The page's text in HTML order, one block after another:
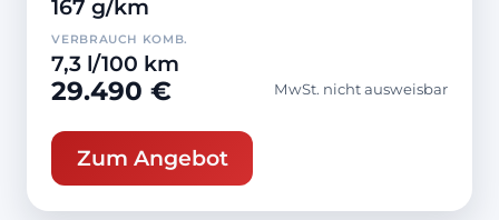
167 g/km
VERBRAUCH KOMB.
7,3 l/100 km
29.490 € MwSt. nicht ausweisbar
Zum Angebot